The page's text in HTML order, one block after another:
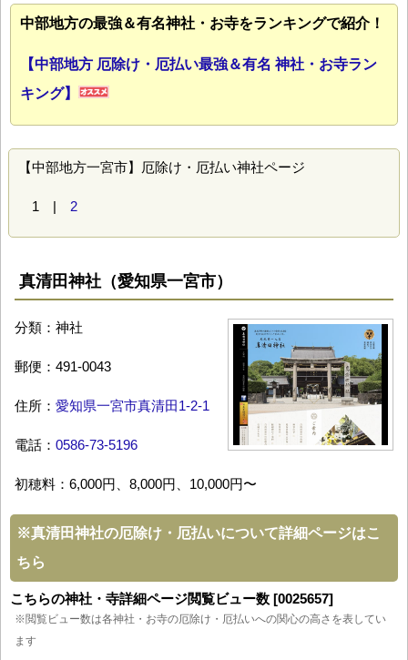
中部地方の最強＆有名神社・お寺をランキングで紹介！
【中部地方 厄除け・厄払い最強＆有名 神社・お寺ラン
キング】
【中部地方一宮市】厄除け・厄払い神社ページ
1 | 2
真清田神社（愛知県一宮市）
分類：神社
郵便：491-0043
住所： 愛知県一宮市真清田1-2-1
電話： 0586-73-5196
初穂料：6,000円、8,000円、10,000円〜
※真清田神社の厄除け・厄払いについて詳細ページはこ
ちら
こちらの神社・寺詳細ページ閲覧ビュー数 [0025657]
※閲覧ビュー数は各神社・お寺の厄除け・厄払いへの関心の高さを表してい
ます